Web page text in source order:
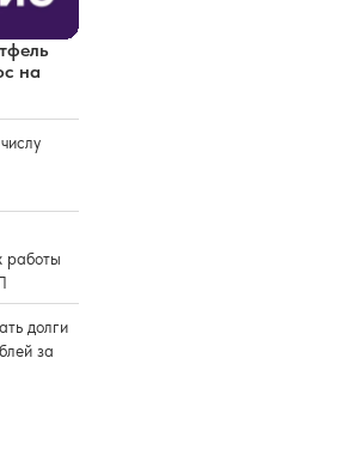
на
работы
долги
за